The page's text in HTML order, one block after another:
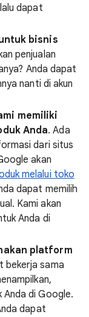
dapat
bisnis
penjualan
Anda dapat
nanti di akun
memiliki
Anda. Ada
dari situs
akan
melalui toko
dapat memilih
Kami akan
Anda di
platform
bekerja sama
Anda di Google.
dapat